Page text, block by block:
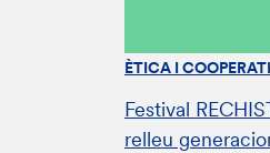
ÈTICA I
Festival
relleu